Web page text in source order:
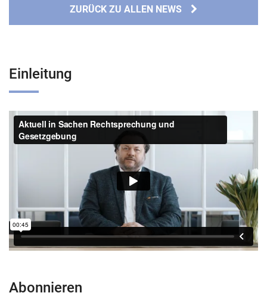
ZURÜCK ZU ALLEN NEWS
Einleitung
Abonnieren